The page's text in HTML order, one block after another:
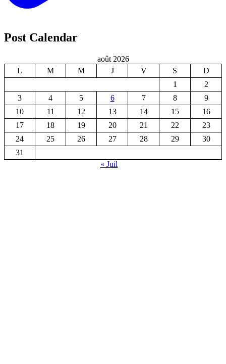
Post Calendar
août 2026
L
M M J V S
D
1
2
3
4 5 6 7 8
9
10
11 12 13 14 15
16
17
18 19 20 21 22
23
24
25 26 27 28 29
30
31
« Juil